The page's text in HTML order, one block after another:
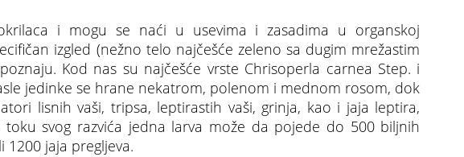
i mogu se naći u usevima i zasadima u organskoj
izgled (nežno telo najčešće zeleno sa dugim mrežastim
Kod nas su najčešće vrste Chrisoperla carnea Step. i
jedinke se hrane nekatrom, polenom i mednom rosom, dok
lisnih vaši, tripsa, leptirastih vaši, grinja, kao i jaja leptira,
svog razvića jedna larva može da pojede do 500 biljnih
1200 jaja pregljeva.